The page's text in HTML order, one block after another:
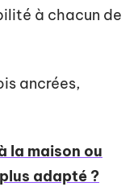
à chacun de
ancrées,
la maison ou
adapté ?